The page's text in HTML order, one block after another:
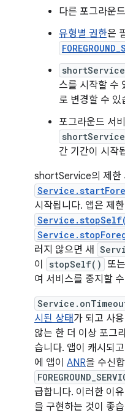
다른 포그라운
유형별 권한은
shortService
스를 시작할 수
로 변경할 수 있
포그라운드 서
shortService
간 기간이 시작
shortService의 제한
시작됩니다. 앱은 제
러지 않으면 새
이
stopSelf() 또는
여 서비스를 중지할
시된 상태 가 되고 사
않는 한 더 이상 포그
습니다. 앱이 캐시되
에 앱이 ANR을 수신
급합니다. 이러한 이
을 구현하는 것이 좋